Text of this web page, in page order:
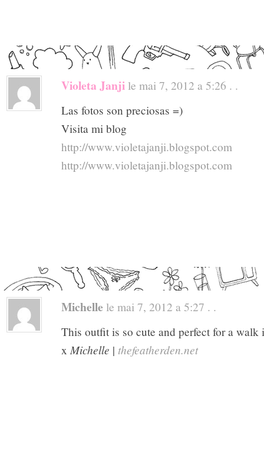
Violeta Janji le mai 7, 2012 a 5:26 . .
Las fotos son preciosas =)
Visita mi blog
http://www.violetajanji.blogspot.com
http://www.violetajanji.blogspot.com
Michelle le mai 7, 2012 a 5:27 . .
This outfit is so cute and perfect for a walk
x Michelle | thefeatherden.net